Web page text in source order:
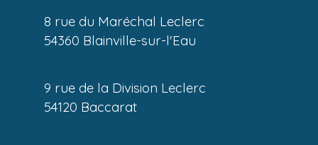
8 rue du Maréchal Leclerc
54360 Blainville-sur-l'Eau
9 rue de la Division Leclerc
54120 Baccarat